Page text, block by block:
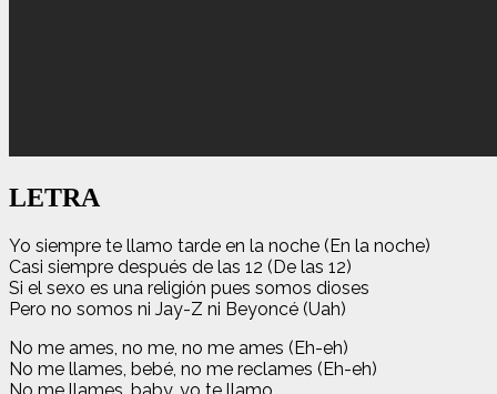
LETRA
Yo siempre te llamo tarde en la noche (En la noche)
Casi siempre después de las 12 (De las 12)
Si el sexo es una religión pues somos dioses
Pero no somos ni Jay-Z ni Beyoncé (Uah)
No me ames, no me, no me ames (Eh-eh)
No me llames, bebé, no me reclames (Eh-eh)
No me llames, baby, yo te llamo,